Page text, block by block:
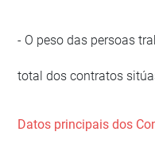
- O peso das persoas
total dos contratos
Datos principais dos